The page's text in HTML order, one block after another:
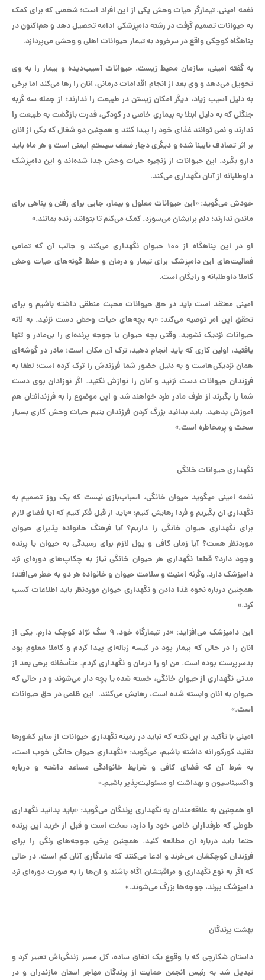
نغمه امینی، تیمارگر حیات وحش یکی از این افراد است؛ شخصی که برای کمک
به حیوانات تصمیم گرفت در رشته دامپزشکی ادامه تحصیل دهد و هم‌اکنون در
پناهگاه کوچکی واقع در سرخرود به تیمار حیوانات اهلی و وحشی می‌پردازد.
به گفته امینی، سازمان محیط زیست، حیوانات آسیب‌دیده و بیمار را به وی
تحویل می‌دهد و وی بعد از انجام اقدامات درمانی، آنان را رها می‌کند اما برخی
به دلیل آسیب زیاد، دیگر امکان زیستن در طبیعت را ندارند؛ از جمله سه گربه
جنگلی که به دلیل ابتلا به بیماری خاصی در کودکی، قدرت بازگشت به طبیعت را
ندارند و نمی توانند غذای خود را پیدا کنند و همچنین دو شغال که یکی از آنان
بر اثر تصادف نابینا شده و دیگری دچار ضعف سیستم ایمنی است و هر ماه باید
دارو بگیرد. این حیوانات از زنجیره حیات وحش جدا شده‌اند و این دامپزشک
داوطلبانه از آنان نگهداری می‌کند.
خودش می‌گوید: «این حیوانات معلول و بیمار، جایی برای رفتن و پناهی برای
ماندن ندارند؛ دلم برایشان می‌سوزد. کمک می‌کنم تا بتوانند زنده بمانند.»
او در این پناهگاه از ۱۰۰ حیوان نگهداری می‌کند و جالب آن که تمامی
فعالیت‌های این دامپزشک برای تیمار و درمان و حفظ گونه‌های حیات وحش
کاملا داوطلبانه و رایگان است.
امینی معتقد است باید در حق حیوانات محبت منطقی داشته باشیم و برای
تحقق این امر توصیه می‌کند: «به بچه‌های حیات وحش دست نزنید. به لانه
حیوانات نزدیک نشوید. وقتی بچه حیوان یا جوجه پرنده‌ای را بی‌مادر و تنها
یافتید، اولین کاری که باید انجام دهید، ترک آن مکان است؛ مادر در گوشه‌ای
همان نزدیکی‌هاست و به دلیل حضور شما فرزندش را ترک کرده است؛ لطفا به
فرزندان حیوانات دست نزنید و آنان را نوازش نکنید. اگر نوزادان بوی دست
شما را بگیرند از طرف مادر طرد خواهند شد و این موضوع را به فرزندانتان هم
آموزش بدهید. باید بدانید بزرگ کردن فرزندان یتیم حیات وحش کاری بسیار
سخت و پرمخاطره است.»
نگهداری حیوانات خانگی
نغمه امینی می‎گوید حیوان خانگی، اسباب‌بازی نیست که یک روز تصمیم به
نگهداری آن بگیریم و فردا رهایش کنیم: «باید از قبل فکر کنیم که آیا فضای لازم
برای نگهداری حیوان خانگی را داریم؟ آیا فرهنگ خانواده پذیرای حیوان
موردنظر هست؟ آیا زمان کافی و پول لازم برای رسیدگی به حیوان یا پرنده
وجود دارد؟ قطعا نگهداری هر حیوان خانگی نیاز به چکاپ‌های دوره‌ای نزد
دامپزشک دارد، وگرنه امنیت و سلامت حیوان و خانواده هر دو به خطر می‌افتد؛
همچنین درباره نحوه غذا دادن و نگهداری حیوان موردنظر باید اطلاعات کسب
کرد.»
این دامپزشک می‌افزاید: «در تیمارگاه خود، ۹ سگ نژاد کوچک دارم. یکی از
آنان را در حالی که بیمار بود در کیسه زباله‌ای پیدا کردم و کاملا معلوم بود
بدسرپرست بوده است. من او را درمان و نگهداری کردم. متأسفانه برخی بعد از
مدتی نگهداری از حیوان خانگی، خسته شده یا بچه دار می‌شوند و در حالی که
حیوان به آنان وابسته شده است، رهایش می‌کنند. این ظلمی در حق حیوانات
است‌.»
امینی با تأکید بر این نکته که نباید در زمینه نگهداری حیوانات از سایر کشورها
تقلید کورکورانه داشته باشیم، می‌گوید: «نگهداری حیوان خانگی خوب است،
به شرط آن که فضای کافی و شرایط خانوادگی مساعد داشته و درباره
واکسیناسیون و بهداشت او مسئولیت‌پذیر باشیم.»
او همچنین به علاقه‌مندان به نگهداری پرندگان می‌گوید: «باید بدانید نگهداری
طوطی که طرفداران خاص خود را دارد، سخت است و قبل از خرید این پرنده
حتما باید درباره آن مطالعه کنید. همچنین برخی جوجه‌های رنگی را برای
فرزندان کوچکشان می‌خرند و ادعا می‌کنند که ماندگاری آنان کم است، در حالی
که اگر به نوع نگهداری و مراقبتشان آگاه باشند و آن‌ها را به صورت دوره‌ای نزد
دامپزشک ببرند، جوجه‌ها بزرگ می‌شوند.»
بهشت پرندگان
داستان شکارچی که با وقوع یک اتفاق ساده، کل مسیر زندگی‌اش تغییر کرد و
تبدیل شد به رئیس انجمن حمایت از پرندگان مهاجر استان مازندران و در